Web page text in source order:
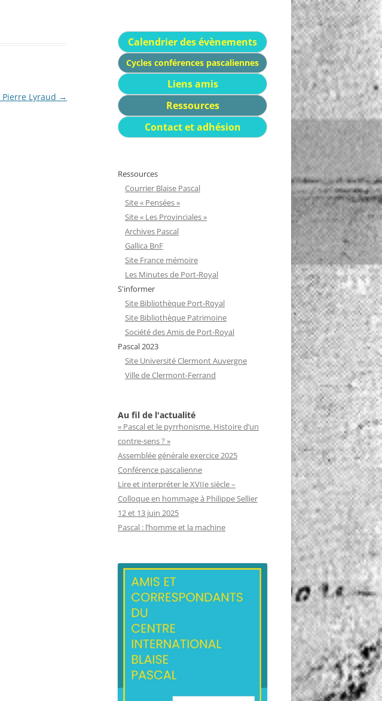
Pierre Lyraud →
Calendrier des évènements
Cycles conférences pascaliennes
Liens amis
Ressources
Contact et adhésion
Ressources
Courrier Blaise Pascal
Site « Pensées »
Site « Les Provinciales »
Archives Pascal
Gallica BnF
Site France mémoire
Les Minutes de Port-Royal
S'informer
Site Bibliothèque Port-Royal
Site Bibliothèque Patrimoine
Société des Amis de Port-Royal
Pascal 2023
Site Université Clermont Auvergne
Ville de Clermont-Ferrand
Au fil de l'actualité
« Pascal et le pyrrhonisme. Histoire d’un
contre-sens ? »
Assemblée générale exercice 2025
Conférence pascalienne
Lire et interpréter le XVIIe siècle –
Colloque en hommage à Philippe Sellier
12 et 13 juin 2025
Pascal : l’homme et la machine